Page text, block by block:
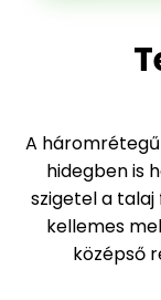
A
hidegben is
szigetel a talaj
kellemes
középső